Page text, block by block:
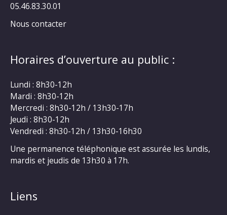
05.46.83.30.01
Nous contacter
Horaires d’ouverture au public :
Lundi : 8h30-12h
Mardi : 8h30-12h
Mercredi : 8h30-12h / 13h30-17h
Jeudi : 8h30-12h
Vendredi : 8h30-12h / 13h30-16h30
Une permanence téléphonique est assurée les lundis,
mardis et jeudis de 13h30 à 17h.
Liens